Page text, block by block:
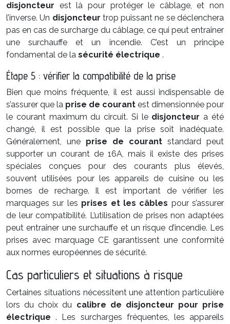
disjoncteur est là pour protéger le câblage, et non
l’inverse. Un disjoncteur trop puissant ne se déclenchera
pas en cas de surcharge du câblage, ce qui peut entraîner
une surchauffe et un incendie. C’est un principe
fondamental de la sécurité électrique .
Étape 5 : vérifier la compatibilité de la prise
Bien que moins fréquente, il est aussi indispensable de
s’assurer que la prise de courant est dimensionnée pour
le courant maximum du circuit. Si le disjoncteur a été
changé, il est possible que la prise soit inadéquate.
Généralement, une prise de courant standard peut
supporter un courant de 16A, mais il existe des prises
spéciales conçues pour des courants plus élevés,
souvent utilisées pour les appareils de cuisine ou les
bornes de recharge. Il est important de vérifier les
marquages sur les prises et les câbles pour s’assurer
de leur compatibilité. L’utilisation de prises non adaptées
peut entraîner une surchauffe et un risque d’incendie. Les
prises avec marquage CE garantissent une conformité
aux normes européennes de sécurité.
Cas particuliers et situations à risque
Certaines situations nécessitent une attention particulière
lors du choix du calibre de disjoncteur pour prise
électrique. Les surcharges fréquentes, les appareils